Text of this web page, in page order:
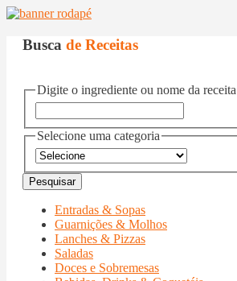
Busca de Receitas
Digite o ingrediente ou nome da receita
Selecione uma categoria
Entradas & Sopas
Guarnições & Molhos
Lanches & Pizzas
Saladas
Doces e Sobremesas